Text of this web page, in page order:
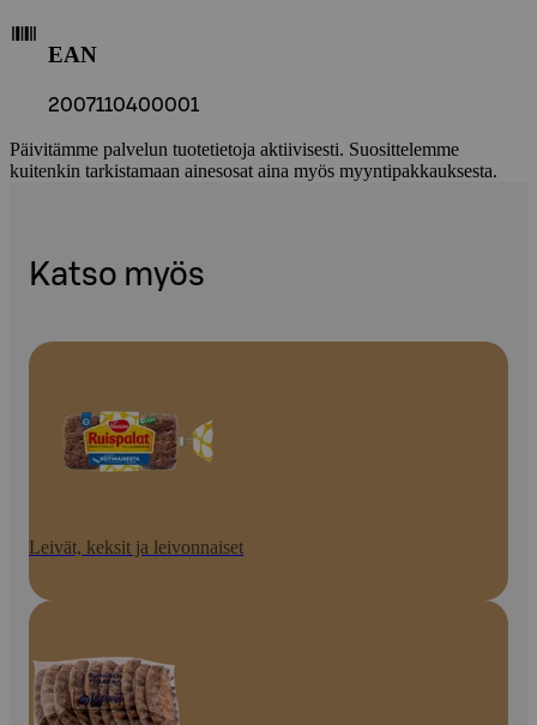
EAN
2007110400001
Päivitämme palvelun tuotetietoja aktiivisesti. Suosittelemme
kuitenkin tarkistamaan ainesosat aina myös myyntipakkauksesta.
Katso myös
Leivät, keksit ja leivonnaiset